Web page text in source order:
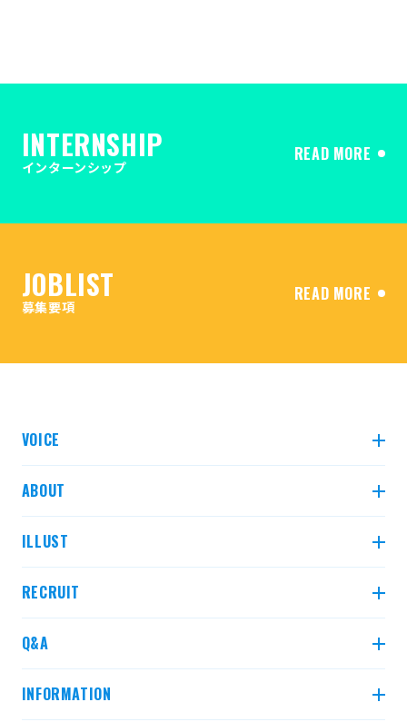
INTERNSHIP
インターンシップ
READ MORE
JOBLIST
募集要項
READ MORE
VOICE
クロストーク3選
ABOUT
比べてみよう！ 建築 3年目と7年目
ILLUST
建設業界の職種とは？
RECRUIT
インターンシップ
Q&A
INFORMATION